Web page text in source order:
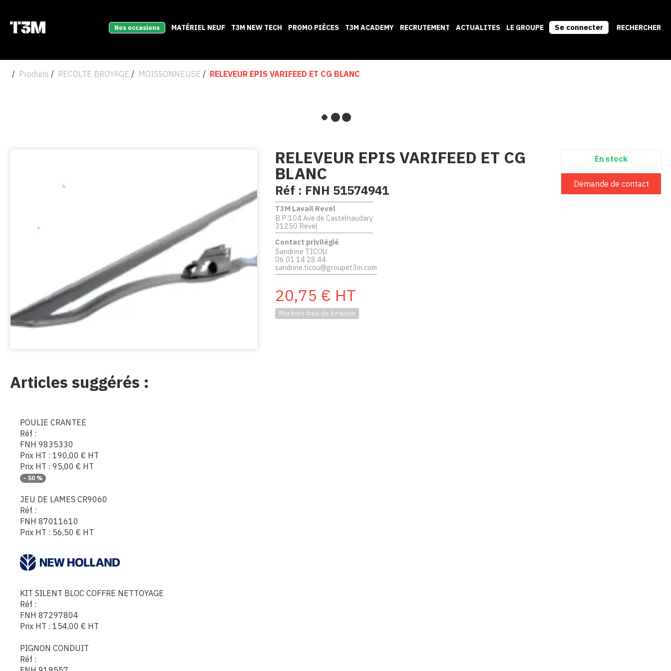
Nos occasions MATÉRIEL NEUF T3M NEW TECH PROMO PIÈCES T3M ACADEMY RECRUTEMENT ACTUALITES LE GROUPE Se connecter RECHERCHER
Produits RECOLTE BROYAGE MOISSONNEUSE RELEVEUR EPIS VARIFEED ET CG BLANC
RELEVEUR EPIS VARIFEED ET CG
BLANC
Réf : FNH 51574941
T3M Lavail Revel
B.P 104 Ave de Castelnaudary
31250 Revel
Contact privilégié
Sandrine TICOU
06 01 14 28 44
sandrine.ticou@groupet3m.com
20,75 € HT
Prix hors frais de livraison
En stock
Demande de contact
Articles suggérés :
POULIE CRANTEE
Réf :
FNH 9835330
Prix HT : 190,00 € HT
Prix HT : 95,00 € HT
- 50 %
JEU DE LAMES CR9060
Réf :
FNH 87011610
Prix HT : 56,50 € HT
KIT SILENT BLOC COFFRE NETTOYAGE
Réf :
FNH 87297804
Prix HT : 154,00 € HT
PIGNON CONDUIT
Réf :